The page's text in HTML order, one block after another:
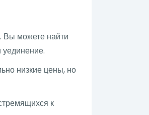
Вы можете найти
низкие цены, но
к